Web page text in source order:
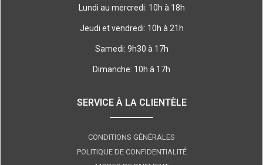
Lundi au mercredi: 10h à 18h
Jeudi et vendredi: 10h à 21h
Samedi: 9h30 à 17h
Dimanche: 10h à 17h
SERVICE À LA CLIENTÈLE
CONDITIONS GÉNÉRALES
POLITIQUE DE CONFIDENTIALITÉ